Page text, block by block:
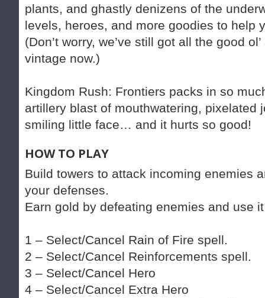
plants, and ghastly denizens of the
levels, heroes, and more goodies to help
(Don’t worry, we’ve still got all the good
vintage now.)
Kingdom Rush: Frontiers packs in so
artillery blast of mouthwatering, pixelated
smiling little face… and it hurts so good!
HOW TO PLAY
Build towers to attack incoming enemies
your defenses.
Earn gold by defeating enemies and use
1 – Select/Cancel Rain of Fire spell.
2 – Select/Cancel Reinforcements spell.
3 – Select/Cancel Hero
4 – Select/Cancel Extra Hero